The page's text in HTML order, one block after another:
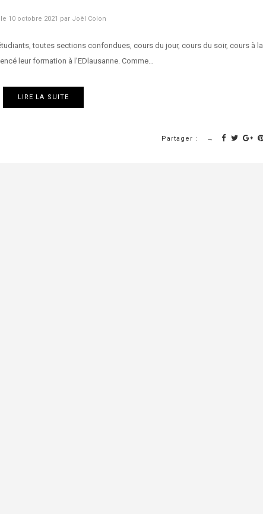
10 octobre 2021 par Joël Colon
toutes sections confondues, cours du jour, cours du soir, cours à la
leur formation à l’EDlausanne. Comme…
LIRE LA SUITE
Partager :